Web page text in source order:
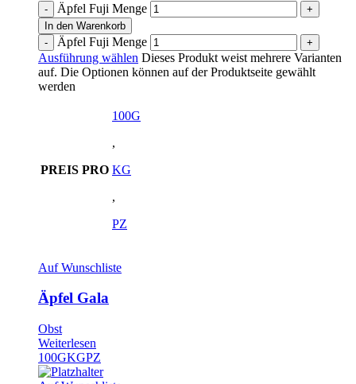
Äpfel Fuji Menge
In den Warenkorb
Äpfel Fuji Menge
Ausführung wählen Dieses Produkt weist mehrere Varianten
auf. Die Optionen können auf der Produktseite gewählt
werden
PREIS PRO
100G
,
KG
,
PZ
Auf Wunschliste
Äpfel Gala
Obst
Weiterlesen
100GKGPZ